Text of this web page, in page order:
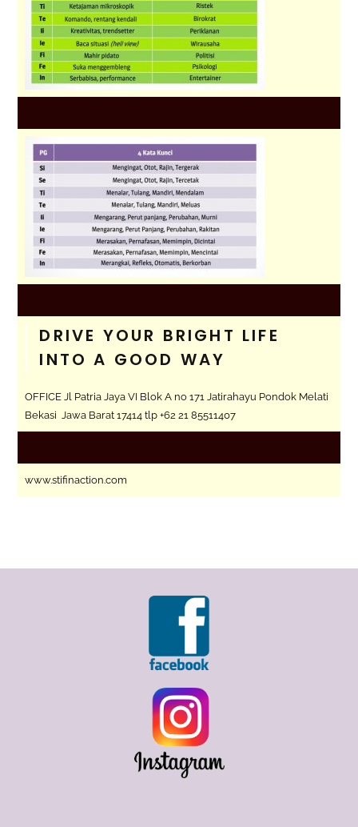
DRIVE YOUR BRIGHT LIFE
INTO A GOOD WAY
OFFICE Jl Patria Jaya VI Blok A no 171 Jatirahayu Pondok Melati
Bekasi Jawa Barat 17414 tlp +62 21 85511407
www.stifinaction.com